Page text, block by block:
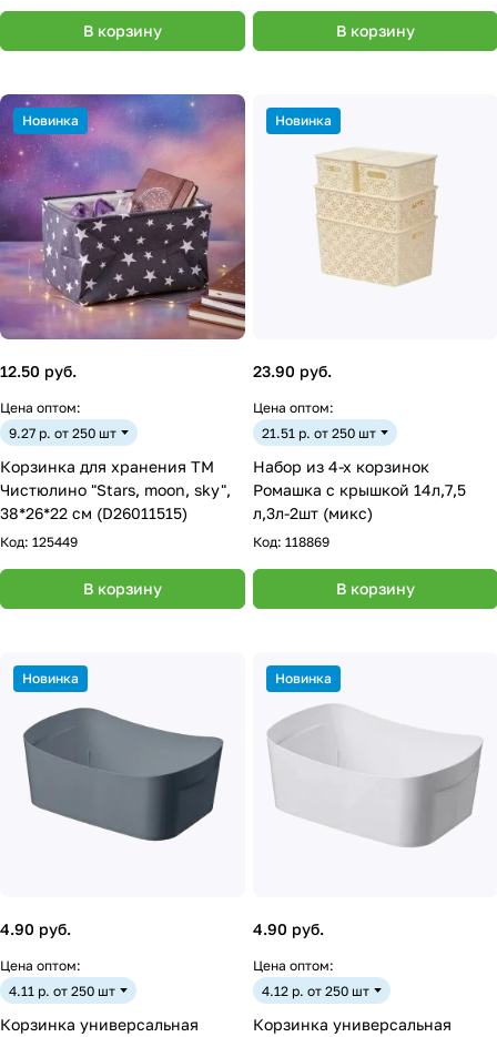
В корзину В корзину
Новинка
12.50 руб.
Цена оптом:
9.27 р. от 250 шт
Корзинка для хранения ТМ
Чистюлино "Stars, moon, sky",
38*26*22 см (D26011515)
Код: 125449
В корзину
Новинка
23.90 руб.
Цена оптом:
21.51 р. от 250 шт
Набор из 4-х корзинок
Ромашка с крышкой 14л,7,5
л,3л-2шт (микс)
Код: 118869
В корзину
Новинка
4.90 руб.
Цена оптом:
4.11 р. от 250 шт
Корзинка универсальная
Новинка
4.90 руб.
Цена оптом:
4.12 р. от 250 шт
Корзинка универсальная